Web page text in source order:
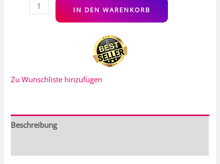
IN DEN WARENKORB
Zu Wunschliste hinzufügen
Beschreibung